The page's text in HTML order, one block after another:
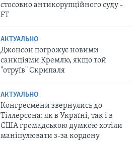
стосовно антикорупційного суду -
FT
АКТУАЛЬНО
Джонсон погрожує новими
санкціями Кремлю, якщо той
"отруїв" Скрипаля
АКТУАЛЬНО
Конгресмени звернулись до
Тіллерсона: як в Україні, так і в
США громадською думкою хотіли
маніпулювати з-за кордону